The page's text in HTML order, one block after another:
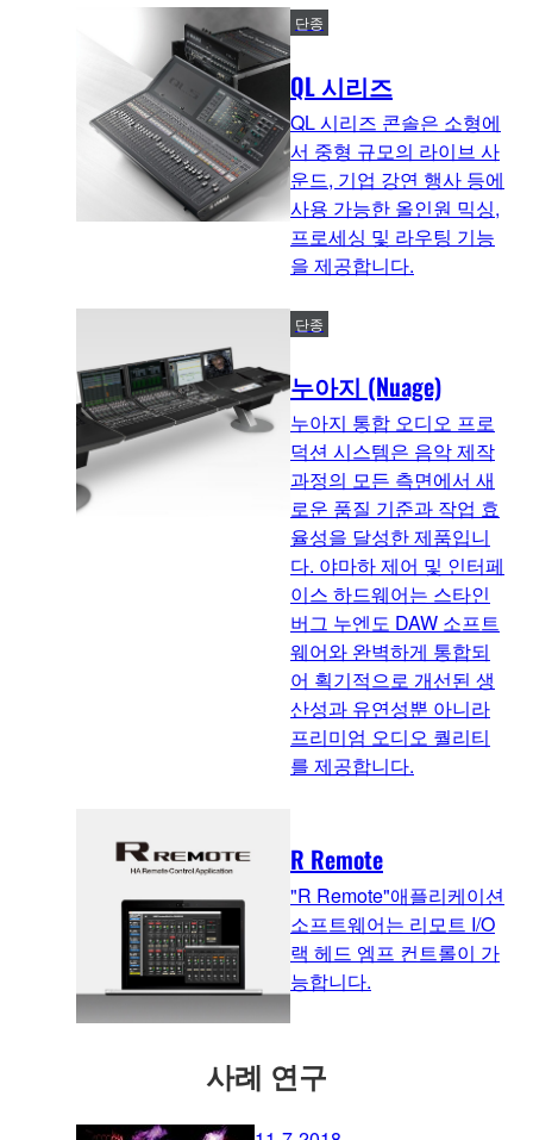
QL 시리즈
단종
QL 시리즈 콘솔은 소형에
서 중형 규모의 라이브 사
운드, 기업 강연 행사 등에
사용 가능한 올인원 믹싱,
프로세싱 및 라우팅 기능
을 제공합니다.
누아지 (Nuage)
단종
누아지 통합 오디오 프로
덕션 시스템은 음악 제작
과정의 모든 측면에서 새
로운 품질 기준과 작업 효
율성을 달성한 제품입니
다. 야마하 제어 및 인터페
이스 하드웨어는 스타인
버그 누엔도 DAW 소프트
웨어와 완벽하게 통합되
어 획기적으로 개선된 생
산성과 유연성뿐 아니라
프리미엄 오디오 퀄리티
를 제공합니다.
R Remote
"R Remote"애플리케이션
소프트웨어는 리모트 I/O
랙 헤드 엠프 컨트롤이 가
능합니다.
사례 연구